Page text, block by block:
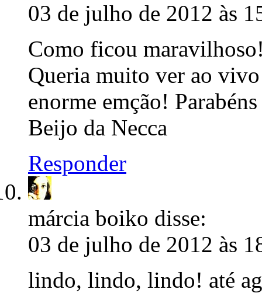
03 de julho de 2012 às
Como ficou
Queria muito ver ao
enorme emção!
Beijo da Necca
Responder
márcia boiko disse:
03 de julho de 2012 às
lindo, lindo, lindo! até